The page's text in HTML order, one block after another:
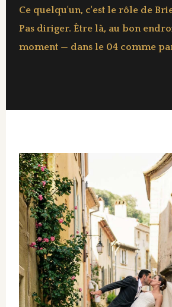
Ce quelqu'un, c'est le rôle de
Pas diriger. Être là, au bon
moment — dans le 04 comme